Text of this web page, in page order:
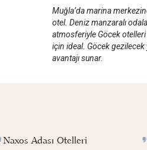
Muğla’da marina
otel. Deniz manzaralı
atmosferiyle Göcek
için ideal. Göcek gezilecek
avantajı sunar.
Naxos Adası Otelleri